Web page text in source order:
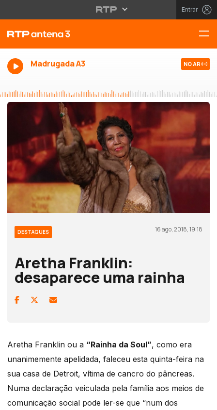
Entrar
Madrugada A3 NO AR
DESTAQUES 16 ago, 2018, 19:18
Aretha Franklin:
desaparece uma rainha
Aretha Franklin ou a “Rainha da Soul”, como era
unanimemente apelidada, faleceu esta quinta-feira na
sua casa de Detroit, vítima de cancro do pâncreas.
Numa declaração veiculada pela família aos meios de
comunicação social pode ler-se que “num dos